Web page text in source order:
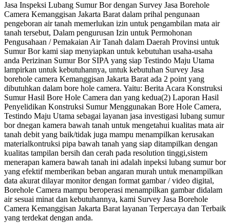
Jasa Inspeksi Lubang Sumur Bor dengan Survey Jasa Borehole
Camera Kemanggisan Jakarta Barat dalam prihal pengunaan
pengeboran air tanah memerlukan izin untuk pengambilan mata air
tanah tersebut, Dalam pengurusan Izin untuk Permohonan
Pengusahaan / Pemakaian Air Tanah dalam Daerah Provinsi untuk
Sumur Bor kami siap menyiapkan untuk kebutuhan usaha-usaha
anda Perizinan Sumur Bor SIPA yang siap Testindo Maju Utama
lampirkan untuk kebutuhannya, untuk kebutuhan Survey Jasa
borehole camera Kemanggisan Jakarta Barat ada 2 point yang
dibutuhkan dalam bore hole camera. Yaitu: Berita Acara Konstruksi
Sumur Hasil Bore Hole Camera dan yang kedua(2) Laporan Hasil
Penyelidikan Konstruksi Sumur Menggunakan Bore Hole Camera,
Testindo Maju Utama sebagai layanan jasa investigasi lubang sumur
bor dnegan kamera bawah tanah untuk mengetahui kualitas mata air
tanah debit yang baik/tidak juga mampu menampilkan kerusakan
materialkontruksi pipa bawah tanah yang siap ditampilkan dengan
kualitas tampilan bersih dan cerah pada resolution tinggi,sistem
menerapan kamera bawah tanah ini adalah inpeksi lubang sumur bor
yang efektif memberikan beban angaran murah untuk menampilkan
data akurat dilayar monitor dengan format gambar / video digital,
Borehole Camera mampu beroperasi menampilkan gambar didalam
air sesuai minat dan kebutuhannya, kami Survey Jasa Borehole
Camera Kemanggisan Jakarta Barat layanan Terpercaya dan Terbaik
yang terdekat dengan anda.